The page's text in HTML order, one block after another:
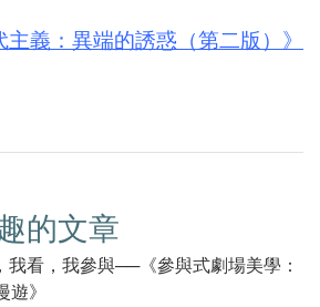
主義：異端的誘惑（第二版）》
的文章
我看，我參與──《參與式劇場美學：
遊》